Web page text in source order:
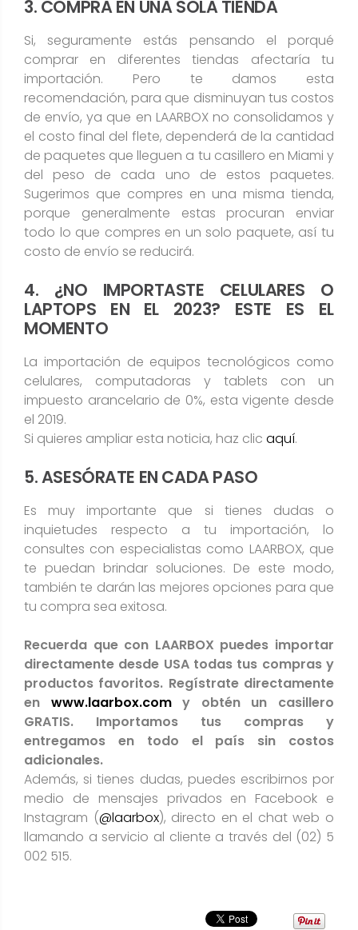
3. COMPRA EN UNA SOLA TIENDA
Si, seguramente estás pensando el porqué
comprar en diferentes tiendas afectaría tu
importación. Pero te damos esta
recomendación, para que disminuyan tus costos
de envío, ya que en LAARBOX no consolidamos y
el costo final del flete, dependerá de la cantidad
de paquetes que lleguen a tu casillero en Miami y
del peso de cada uno de estos paquetes.
Sugerimos que compres en una misma tienda,
porque generalmente estas procuran enviar
todo lo que compres en un solo paquete, así tu
costo de envío se reducirá.
4. ¿NO IMPORTASTE CELULARES O
LAPTOPS EN EL 2023? ESTE ES EL
MOMENTO
La importación de equipos tecnológicos como
celulares, computadoras y tablets con un
impuesto arancelario de 0%, esta vigente desde
el 2019.
Si quieres ampliar esta noticia, haz clic aquí.
5. ASESÓRATE EN CADA PASO
Es muy importante que si tienes dudas o
inquietudes respecto a tu importación, lo
consultes con especialistas como LAARBOX, que
te puedan brindar soluciones. De este modo,
también te darán las mejores opciones para que
tu compra sea exitosa.
Recuerda que con LAARBOX puedes importar
directamente desde USA todas tus compras y
productos favoritos. Regístrate directamente
en www.laarbox.comy obtén un casillero
GRATIS. Importamos tus compras y
entregamos en todo el país sin costos
adicionales.
Además, si tienes dudas, puedes escribirnos por
medio de mensajes privados en Facebook e
Instagram (@laarbox), directo en el chat web o
llamando a servicio al cliente a través del (02) 5
002 515.